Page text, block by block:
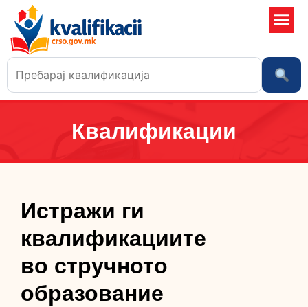
Квалификации
Истражи ги
квалификациите
во стручното
образование